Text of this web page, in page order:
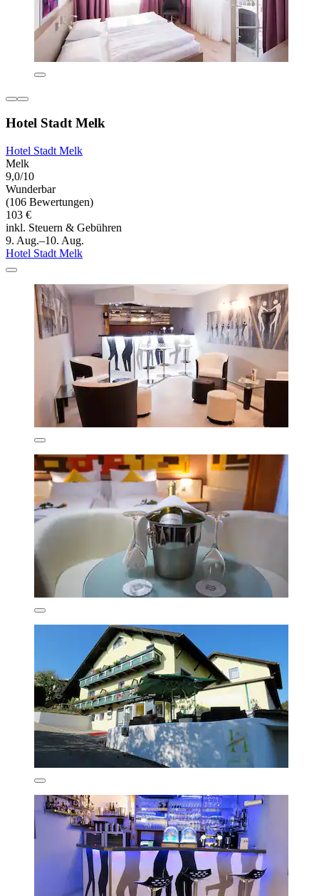
Hotel Stadt Melk
Hotel Stadt Melk
Melk
9,0/10
Wunderbar
(106 Bewertungen)
103 €
inkl. Steuern & Gebühren
9. Aug.–10. Aug.
Hotel Stadt Melk